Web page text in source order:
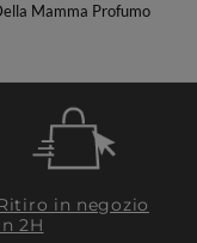
Mamma Profumo
in negozio
2H